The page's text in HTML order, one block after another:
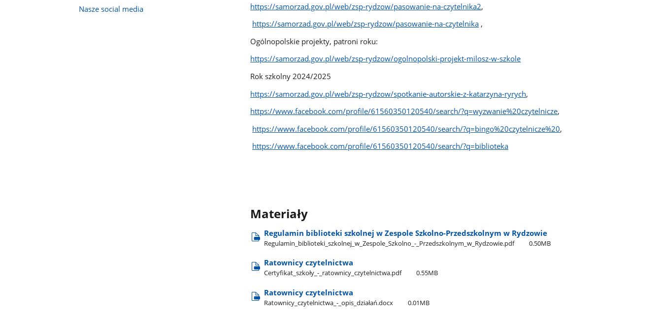
Nasze social media
https://samorzad.gov.pl/web/zsp-rydzow/pasowanie-na-czytelnika2,
https://samorzad.gov.pl/web/zsp-rydzow/pasowanie-na-czytelnika ,
Ogólnopolskie projekty, patroni roku:
https://samorzad.gov.pl/web/zsp-rydzow/ogolnopolski-projekt-milosz-w-szkole
Rok szkolny 2024/2025
https://samorzad.gov.pl/web/zsp-rydzow/spotkanie-autorskie-z-katarzyna-ryrych,
https://www.facebook.com/profile/61560350120540/search/?q=wyzwanie%20czytelnicze,
https://www.facebook.com/profile/61560350120540/search/?q=bingo%20czytelnicze%20,
https://www.facebook.com/profile/61560350120540/search/?q=biblioteka
Materiały
Regulamin biblioteki szkolnej w Zespole Szkolno-Przedszkolnym w Rydzowie
Regulamin​_biblioteki​_szkolnej​_w​_Zespole​_Szkolno​_-​_Przedszkolnym​_w​_Rydzowie.pdf 0.50MB
Ratownicy czytelnictwa
Certyfikat​_szkoły​_-​_ratownicy​_czytelnictwa.pdf 0.55MB
Ratownicy czytelnictwa
Ratownicy​_czytelnictwa​_-​_opis​_działań.docx 0.01MB